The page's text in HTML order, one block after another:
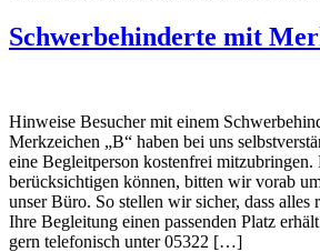
Schwerbehinderte mit
Hinweise Besucher mit einem
Merkzeichen „B“ haben bei uns
eine Begleitperson kostenfrei
berücksichtigen können, bitten wir vorab
unser Büro. So stellen wir sicher, dass alles
Ihre Begleitung einen passenden Platz
gern telefonisch unter 05322 […]